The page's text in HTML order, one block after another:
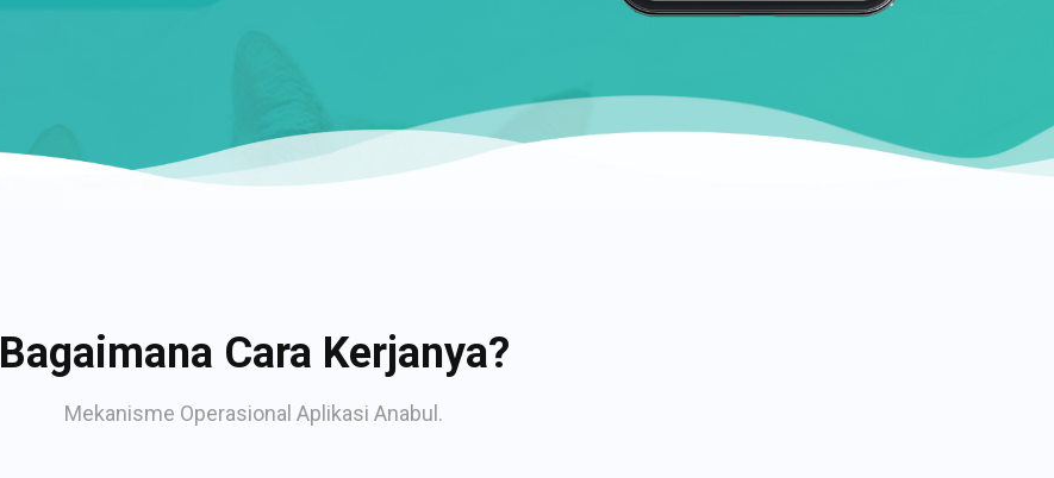
Bagaimana Cara Kerjanya?
Mekanisme Operasional Aplikasi Anabul.